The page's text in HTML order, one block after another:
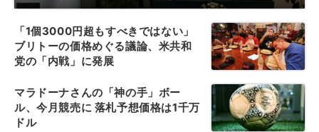
「1個3000円超もすべきではない」
ブリトーの価格めぐる議論、米共和
党の「内戦」に発展
マラドーナさんの「神の手」ボー
ル、今月競売に 落札予想価格は1千万
ドル